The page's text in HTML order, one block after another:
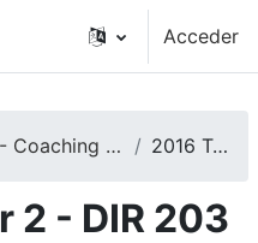
Acceder
DIR 203 - Coaching Caregivers, Teachers, or Other Care Providers 2016 Trimester 2 - DIR 203
2 - DIR 203